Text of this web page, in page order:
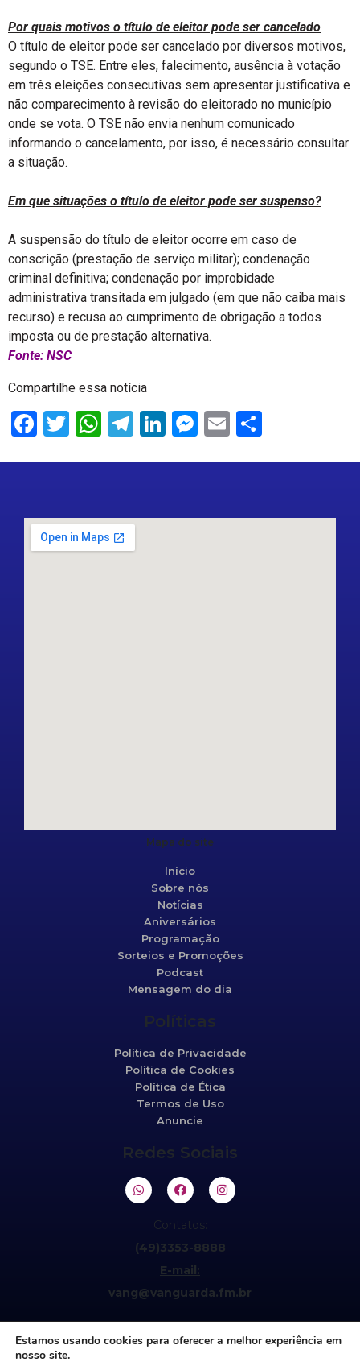
Por quais motivos o título de eleitor pode ser cancelado
O título de eleitor pode ser cancelado por diversos motivos,
segundo o TSE. Entre eles, falecimento, ausência à votação
em três eleições consecutivas sem apresentar justificativa e
não comparecimento à revisão do eleitorado no município
onde se vota. O TSE não envia nenhum comunicado
informando o cancelamento, por isso, é necessário consultar
a situação.
Em que situações o título de eleitor pode ser suspenso?
A suspensão do título de eleitor ocorre em caso de
conscrição (prestação de serviço militar); condenação
criminal definitiva; condenação por improbidade
administrativa transitada em julgado (em que não caiba mais
recurso) e recusa ao cumprimento de obrigação a todos
imposta ou de prestação alternativa.
Fonte: NSC
Compartilhe essa notícia
Facebook
Twitter
WhatsApp
Telegram
LinkedIn
Messenger
Email
Mapa do site
Início
Sobre nós
Notícias
Aniversários
Programação
Sorteios e Promoções
Podcast
Mensagem do dia
Políticas
Política de Privacidade
Política de Cookies
Política de Ética
Termos de Uso
Anuncie
Redes Sociais
Contatos:
(49)3353-8888
E-mail:
vang@vanguarda.fm.br
Estamos usando cookies para oferecer a melhor experiência em
nosso site.